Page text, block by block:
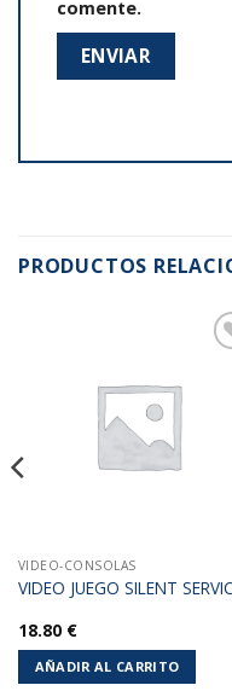
comente.
PRODUCTOS
VIDEO-CONSOLAS
VIDEO JUEGO SILENT
18.80 €
AÑADIR AL CARRITO